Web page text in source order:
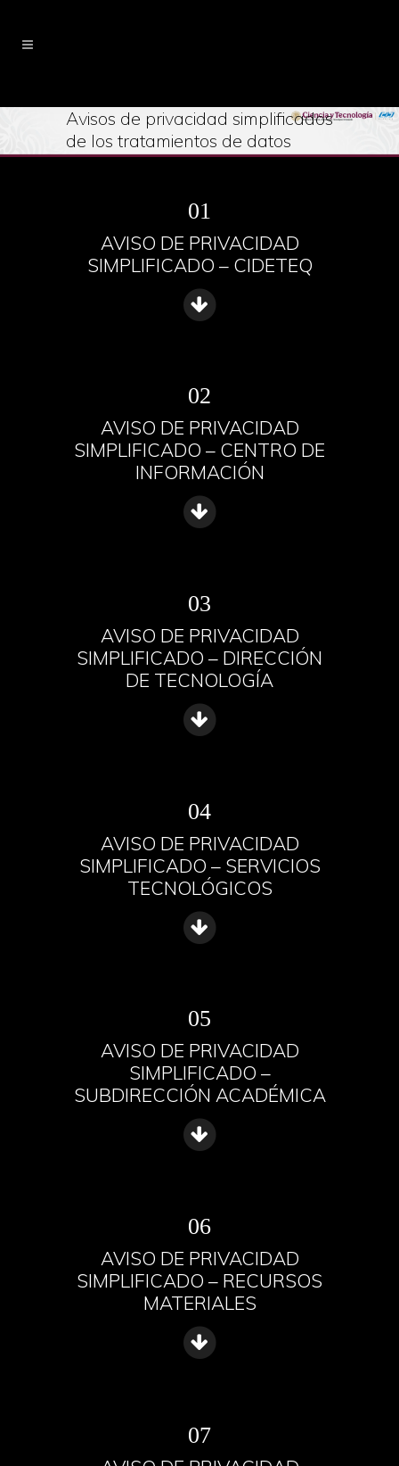
Avisos de privacidad simplificados
de los tratamientos de datos
personales del CIDETEQ
01
AVISO DE PRIVACIDAD
SIMPLIFICADO – CIDETEQ
02
AVISO DE PRIVACIDAD
SIMPLIFICADO – CENTRO DE
INFORMACIÓN
03
AVISO DE PRIVACIDAD
SIMPLIFICADO – DIRECCIÓN
DE TECNOLOGÍA
04
AVISO DE PRIVACIDAD
SIMPLIFICADO – SERVICIOS
TECNOLÓGICOS
05
AVISO DE PRIVACIDAD
SIMPLIFICADO –
SUBDIRECCIÓN ACADÉMICA
06
AVISO DE PRIVACIDAD
SIMPLIFICADO – RECURSOS
MATERIALES
07